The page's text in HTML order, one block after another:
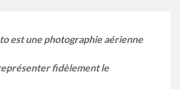
est une photographie aérienne
fidèlement le